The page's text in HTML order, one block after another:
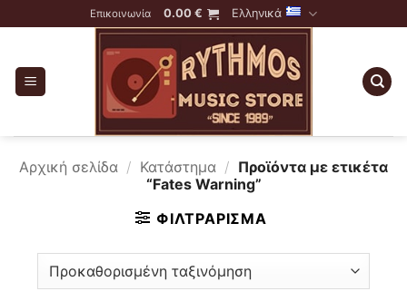
to
Επικοινωνία 0.00 € Ελληνικά
Αρχική σελίδα / Κατάστημα / Προϊόντα με ετικέτα
“Fates Warning”
ΦΙΛΤΡΆΡΙΣΜΑ